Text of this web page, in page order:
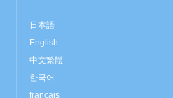
日本語
English
中文繁體
한국어
français